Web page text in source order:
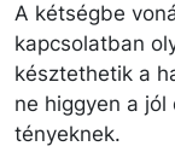
A kétségbe
kapcsolatban
késztethetik a
ne higgyen a
tényeknek.